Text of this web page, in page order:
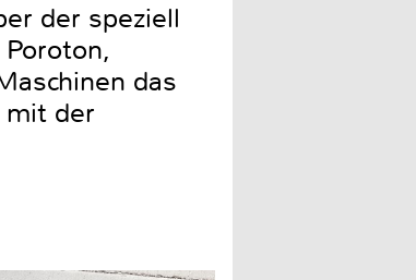
der speziell
das
mit der